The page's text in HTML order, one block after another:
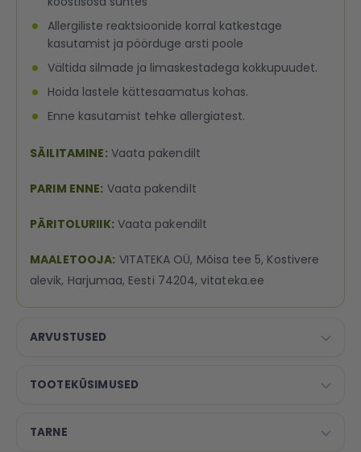
ARVUSTUSED
TOOTEKÜSIMUSED
TARNE
Allergiliste reaktsioonide korral katkestage
kasutamist ja pöörduge arsti poole
Vältida silmade ja limaskestadega kokkupuudet.
Hoida lastele kättesaamatus kohas.
Enne kasutamist tehke allergiatest.
SÄILITAMINE:Vaata pakendilt
PARIM ENNE: Vaata pakendilt
PÄRITOLURIIK:Vaata pakendilt
MAALETOOJA: VITATEKA OÜ, Mõisa tee 5, Kostivere
alevik, Harjumaa, Eesti 74204, vitateka.ee